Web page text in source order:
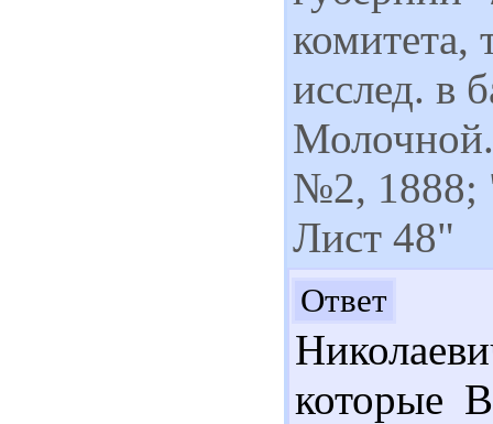
комитета,
исслед. в
№2, 1888;
Лист 48"
Ответ
которые